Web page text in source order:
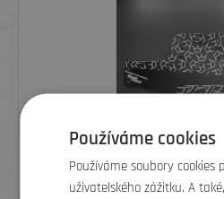
Používáme cookies
Používáme soubory cookies
uživatelského zážitku. A